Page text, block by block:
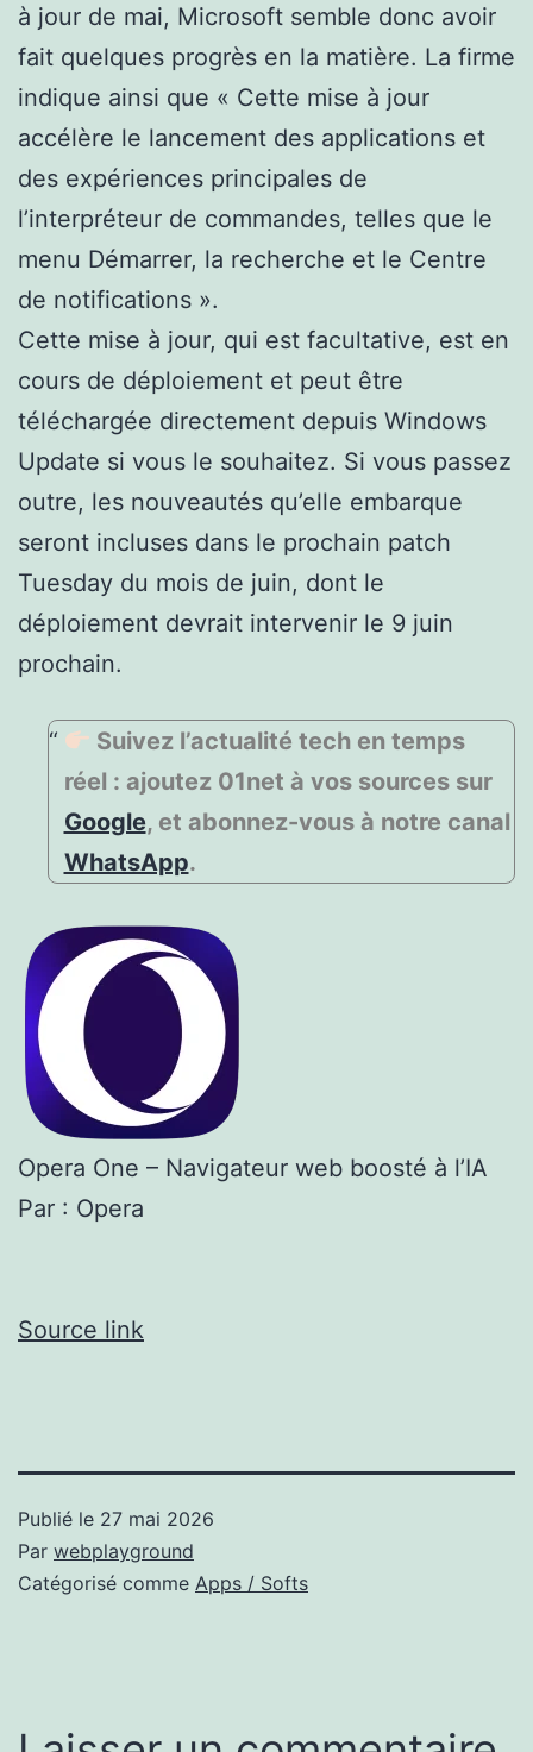
à jour de mai, Microsoft semble donc avoir
fait quelques progrès en la matière. La firme
indique ainsi que « Cette mise à jour
accélère le lancement des applications et
des expériences principales de
l’interpréteur de commandes, telles que le
menu Démarrer, la recherche et le Centre
de notifications ».
Cette mise à jour, qui est facultative, est en
cours de déploiement et peut être
téléchargée directement depuis Windows
Update si vous le souhaitez. Si vous passez
outre, les nouveautés qu’elle embarque
seront incluses dans le prochain patch
Tuesday du mois de juin, dont le
déploiement devrait intervenir le 9 juin
prochain.
Suivez l’actualité tech en temps
réel : ajoutez 01net à vos sources sur
Google, et abonnez-vous à notre canal
WhatsApp.
Opera One – Navigateur web boosté à l’IA
Par : Opera
Source link
Publié le 27 mai 2026
Par webplayground
Catégorisé comme Apps / Softs